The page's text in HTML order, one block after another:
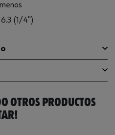
(1/4")
PZ + ranura
0614176792
OTROS PRODUCTOS